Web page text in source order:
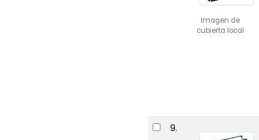
Imagen de
cubierta local
9.